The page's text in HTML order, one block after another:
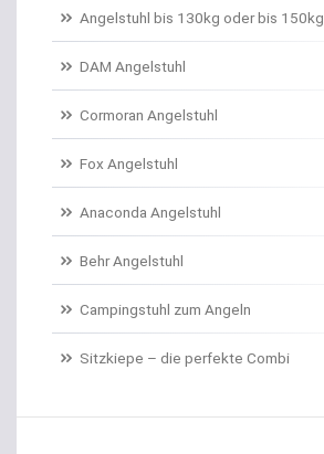
Angelschnur Waller
Angelschnur Zander/Barsch
Angelstühle
Angelstuhl Behr
Anti Tangle Booms
Assist Hooks
Auftriebskugeln
Auftriebssysteme für Köder
Baitcastrollen
Angelstuhl bis 130kg oder bis 150kg
DAM Angelstuhl
Cormoran Angelstuhl
Fox Angelstuhl
Anaconda Angelstuhl
Behr Angelstuhl
Campingstuhl zum Angeln
Sitzkiepe – die perfekte Combi